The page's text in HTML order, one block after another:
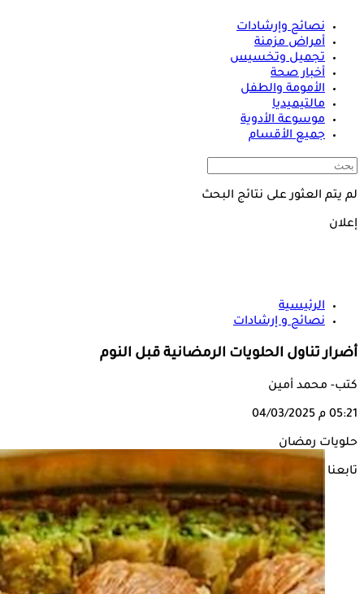
نصائح وإرشادات
أمراض مزمنة
تجميل وتخسيس
أخبار صحة
الأمومة والطفل
مالتيميديا
موسوعة الأدوية
جميع الأقسام
لم يتم العثور على نتائج البحث
إعلان
الرئيسية
نصائح و إرشادات
أضرار تناول الحلويات الرمضانية قبل النوم
كتب- محمد أمين
05:21 م 04/03/2025
حلويات رمضان
تابعنا على